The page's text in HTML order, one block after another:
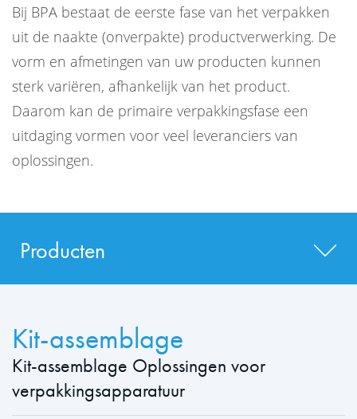
Bij BPA bestaat de eerste fase van het verpakken
uit de naakte (onverpakte) productverwerking. De
vorm en afmetingen van uw producten kunnen
sterk variëren, afhankelijk van het product.
Daarom kan de primaire verpakkingsfase een
uitdaging vormen voor veel leveranciers van
oplossingen.
Producten
Kit-assemblage
Kit-assemblage Oplossingen voor
verpakkingsapparatuur